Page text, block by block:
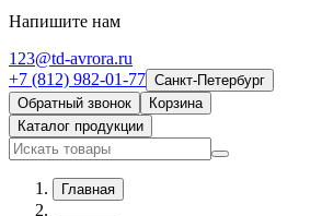
Напишите нам
123@td-avrora.ru
+7 (812) 982-01-77 Санкт-Петербург
Обратный звонок
Корзина
Каталог продукции
Главная